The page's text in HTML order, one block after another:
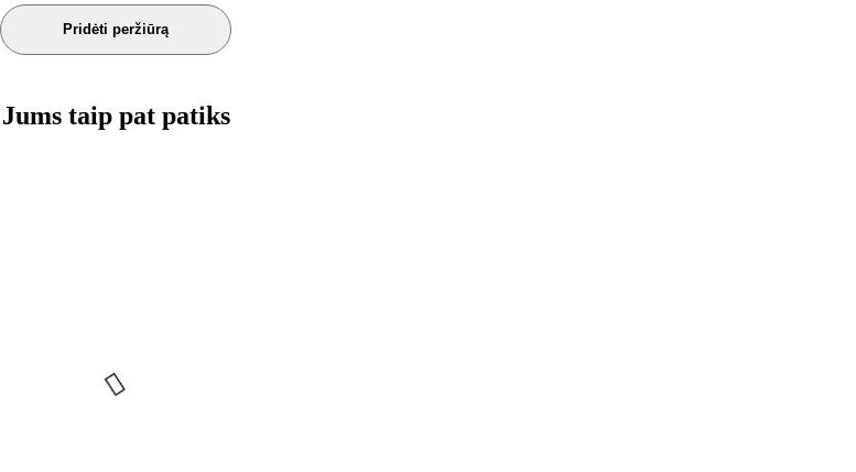
Jums taip pat patiks